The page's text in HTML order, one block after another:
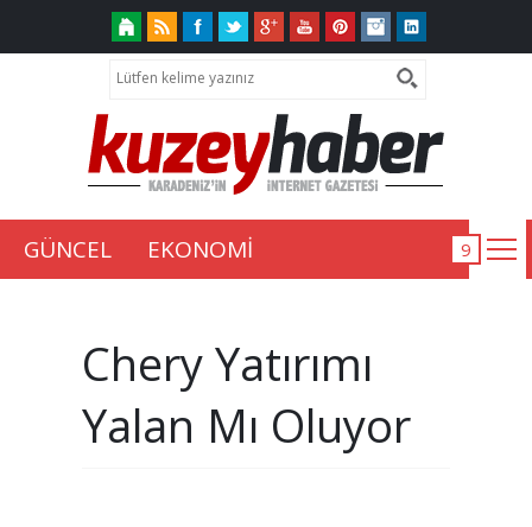
GÜNCEL EKONOMİ
Chery Yatırımı
Yalan Mı Oluyor